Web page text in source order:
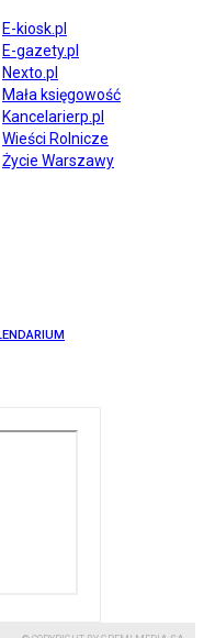
E-kiosk.pl
E-gazety.pl
Nexto.pl
Mała księgowość
Kancelarierp.pl
Wieści Rolnicze
Życie Warszawy